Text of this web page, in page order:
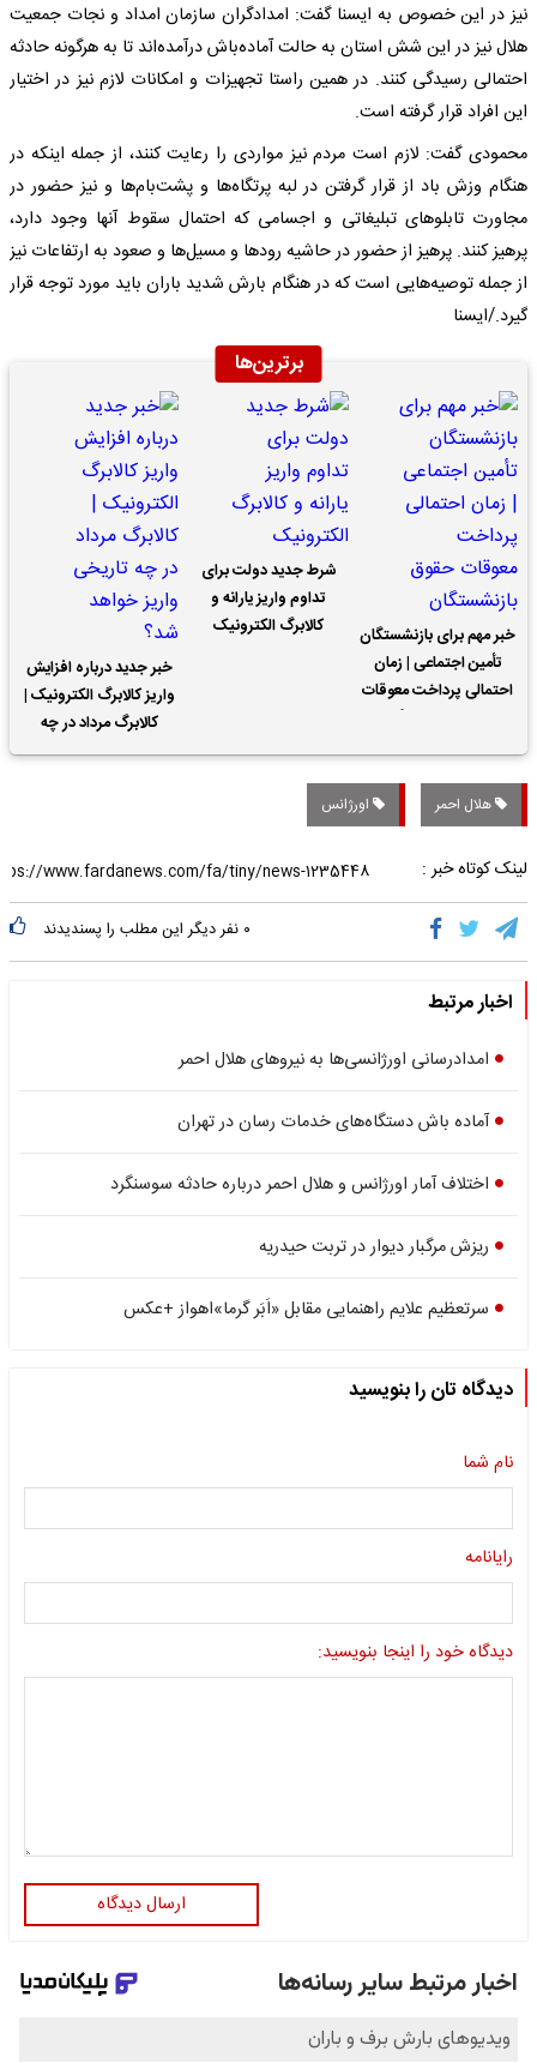
نیز در این خصوص به ایسنا گفت:‌ امدادگران سازمان امداد و نجات جمعیت
هلال نیز در این شش استان به حالت آماده‌باش درآمده‌اند تا به هرگونه حادثه
احتمالی رسیدگی کنند. در همین راستا تجهیزات و امکانات لازم نیز در اختیار
این افراد قرار گرفته است.
محمودی گفت: لازم است مردم نیز مواردی را رعایت کنند، از جمله اینکه در
هنگام وزش باد از قرار گرفتن در لبه پرتگاه‌ها و پشت‌بام‌ها و نیز حضور در
مجاورت تابلوهای تبلیغاتی و اجسامی که احتمال سقوط آنها وجود دارد،
پرهیز کنند. پرهیز از حضور در حاشیه رودها و مسیل‌ها و صعود به ارتفاعات نیز
از جمله توصیه‌هایی است که در هنگام بارش شدید باران باید مورد توجه قرار
گیرد./ایسنا
برترین‌ها
خبر مهم برای بازنشستگان
تأمین اجتماعی | زمان
احتمالی پرداخت معوقات
شرط جدید دولت برای
تداوم واریز یارانه و
کالابرگ الکترونیک
خبر جدید درباره افزایش
واریز کالابرگ الکترونیک |
کالابرگ مرداد در چه
تاریخی واریز خواهد شد؟
هلال احمر اورژانس
لینک کوتاه خبر :
۰ نفر دیگر این مطلب را پسندیدند
اخبار مرتبط
امدادرسانی اورژانسی‌ها به نیرو‌های هلال احمر
آماده باش دستگاه‌های خدمات رسان در تهران
اختلاف آمار اورژانس و هلال احمر درباره حادثه سوسنگرد
ریزش مرگبار دیوار در تربت حیدریه
سرتعظیم علایم راهنمایی‌ مقابل «اَبَر گرما»اهواز +عکس
دیدگاه تان را بنویسید
نام شما
رایانامه
دیدگاه خود را اینجا بنویسید:
ارسال دیدگاه